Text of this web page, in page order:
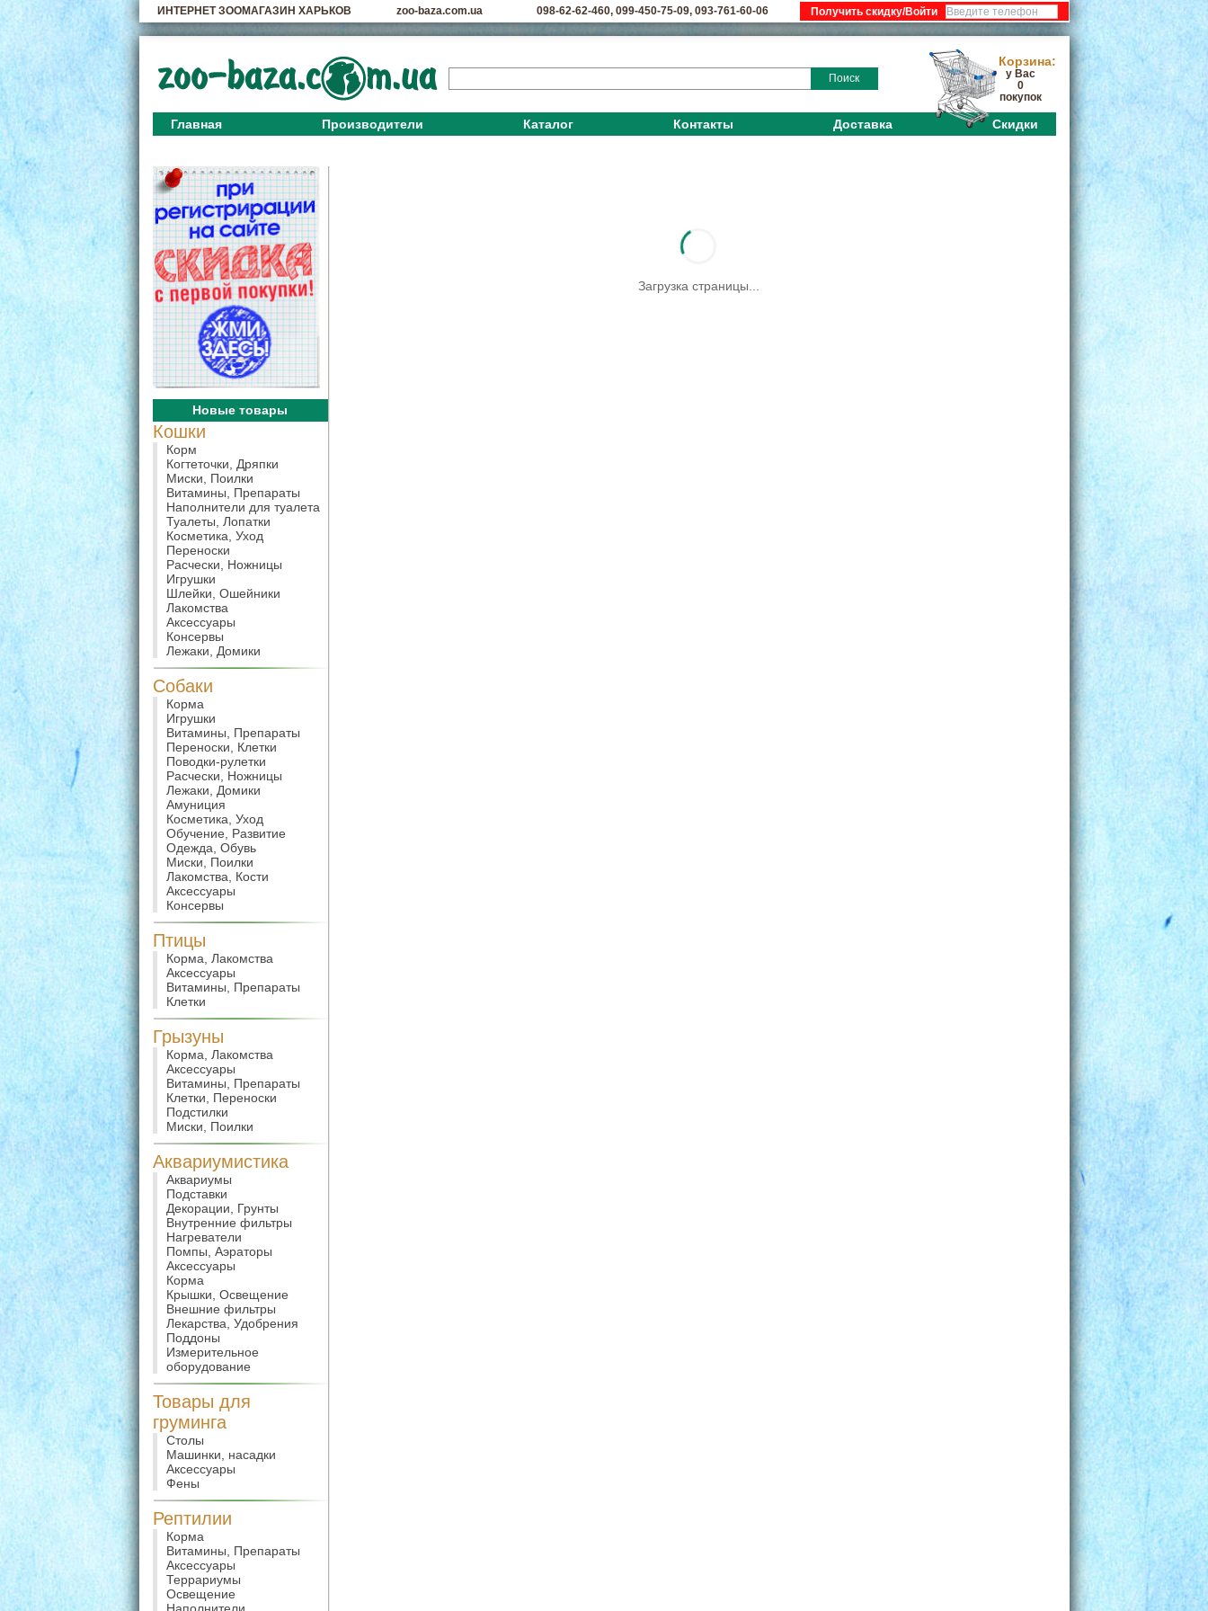
ИНТЕРНЕТ ЗООМАГАЗИН ХАРЬКОВ zoo-baza.com.ua 098-62-62-460, 099-450-75-09, 093-761-60-06 :
Поиск
Корзина:
у Вас
0
покупок
Главная Производители Каталог Контакты Доставка Скидки
Новые товары
Кошки
Корм
Когтеточки, Дряпки
Миски, Поилки
Витамины, Препараты
Наполнители для туалета
Туалеты, Лопатки
Косметика, Уход
Переноски
Расчески, Ножницы
Игрушки
Шлейки, Ошейники
Лакомства
Аксессуары
Консервы
Лежаки, Домики
Собаки
Корма
Игрушки
Витамины, Препараты
Переноски, Клетки
Поводки-рулетки
Расчески, Ножницы
Лежаки, Домики
Амуниция
Косметика, Уход
Обучение, Развитие
Одежда, Обувь
Миски, Поилки
Лакомства, Кости
Аксессуары
Консервы
Птицы
Корма, Лакомства
Аксессуары
Витамины, Препараты
Клетки
Грызуны
Корма, Лакомства
Аксессуары
Витамины, Препараты
Клетки, Переноски
Подстилки
Миски, Поилки
Аквариумистика
Аквариумы
Подставки
Декорации, Грунты
Внутренние фильтры
Нагреватели
Помпы, Аэраторы
Аксессуары
Корма
Крышки, Освещение
Внешние фильтры
Лекарства, Удобрения
Поддоны
Измерительное
оборудование
Товары для
груминга
Столы
Машинки, насадки
Аксессуары
Фены
Рептилии
Корма
Витамины, Препараты
Аксессуары
Террариумы
Освещение
Загрузка страницы...